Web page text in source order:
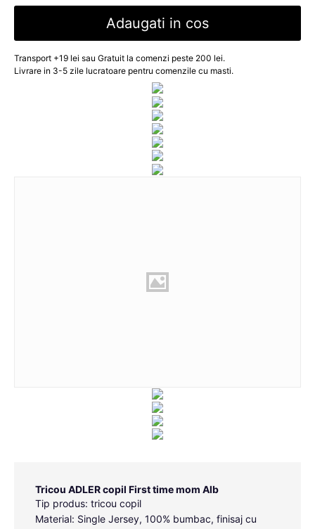
Adaugati in cos
Transport +19 lei sau Gratuit la comenzi peste 200 lei.
Livrare in 3-5 zile lucratoare pentru comenzile cu masti.
Tricou ADLER copil First time mom Alb
Tip produs: tricou copil
Material: Single Jersey, 100% bumbac, finisaj cu